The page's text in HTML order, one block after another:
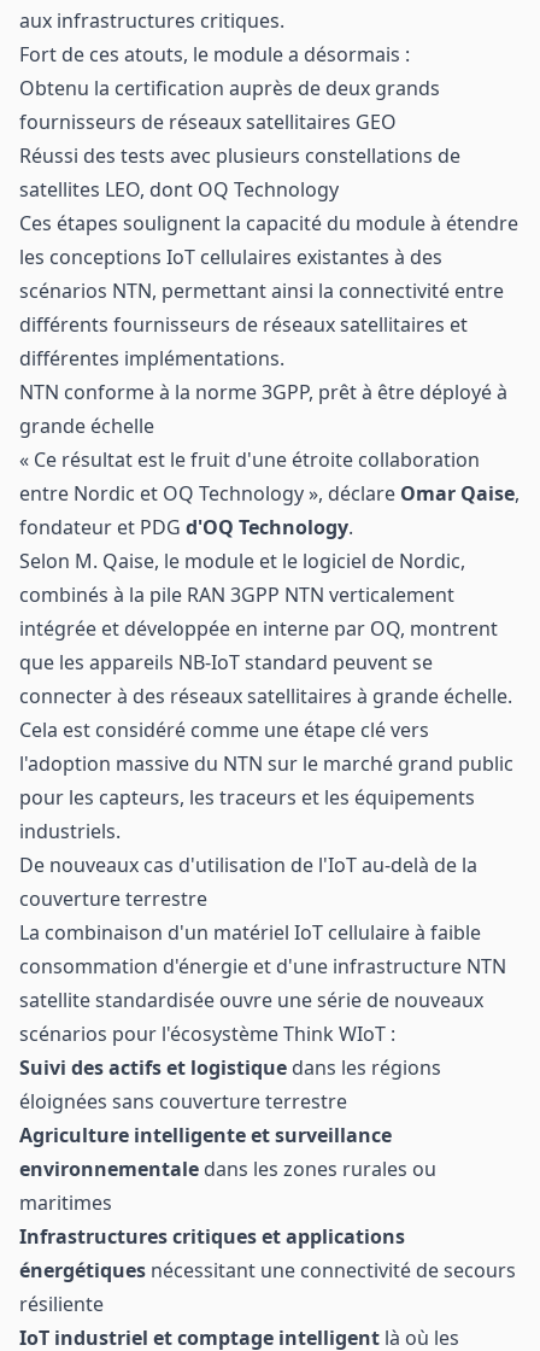
aux infrastructures critiques.
Fort de ces atouts, le module a désormais :
Obtenu la certification auprès de deux grands
fournisseurs de réseaux satellitaires GEO
Réussi des tests avec plusieurs constellations de
satellites LEO, dont OQ Technology
Ces étapes soulignent la capacité du module à étendre
les conceptions IoT cellulaires existantes à des
scénarios NTN, permettant ainsi la connectivité entre
différents fournisseurs de réseaux satellitaires et
différentes implémentations.
NTN conforme à la norme 3GPP, prêt à être déployé à
grande échelle
« Ce résultat est le fruit d'une étroite collaboration
entre Nordic et OQ Technology », déclare Omar Qaise,
fondateur et PDG d'OQ Technology.
Selon M. Qaise, le module et le logiciel de Nordic,
combinés à la pile RAN 3GPP NTN verticalement
intégrée et développée en interne par OQ, montrent
que les appareils NB-IoT standard peuvent se
connecter à des réseaux satellitaires à grande échelle.
Cela est considéré comme une étape clé vers
l'adoption massive du NTN sur le marché grand public
pour les capteurs, les traceurs et les équipements
industriels.
De nouveaux cas d'utilisation de l'IoT au-delà de la
couverture terrestre
La combinaison d'un matériel IoT cellulaire à faible
consommation d'énergie et d'une infrastructure NTN
satellite standardisée ouvre une série de nouveaux
scénarios pour l'écosystème Think WIoT :
Suivi des actifs et logistique dans les régions
éloignées sans couverture terrestre
Agriculture intelligente et surveillance
environnementale dans les zones rurales ou
maritimes
Infrastructures critiques et applications
énergétiques nécessitant une connectivité de secours
résiliente
IoT industriel et comptage intelligent là où les